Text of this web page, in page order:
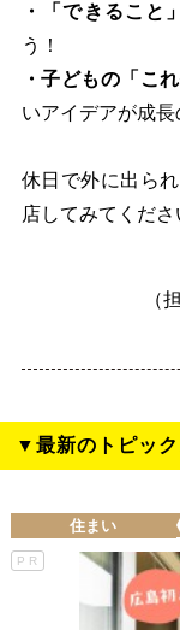
・「できること
う！
・子どもの「こ
いアイデアが成長
休日で外に出ら
店してみてくださ
（
▼最新のトピッ
住まい
PR